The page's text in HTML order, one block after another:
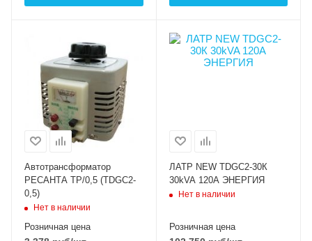
Автотрансформатор
РЕСАНТА ТР/0,5 (TDGC2-
0,5)
Нет в наличии
Розничная цена
ЛАТР NEW TDGC2-30К
30kVA 120А ЭНЕРГИЯ
Нет в наличии
Розничная цена